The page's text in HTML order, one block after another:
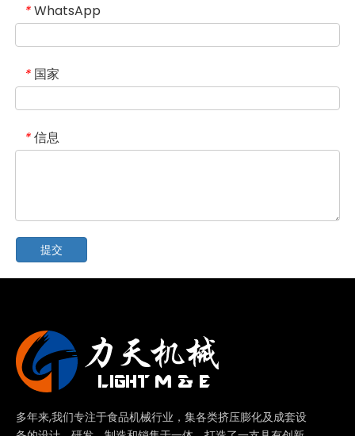
* WhatsApp
* 国家
* 信息
提交
多年来,我们专注于食品机械行业，集各类挤压膨化及成套设